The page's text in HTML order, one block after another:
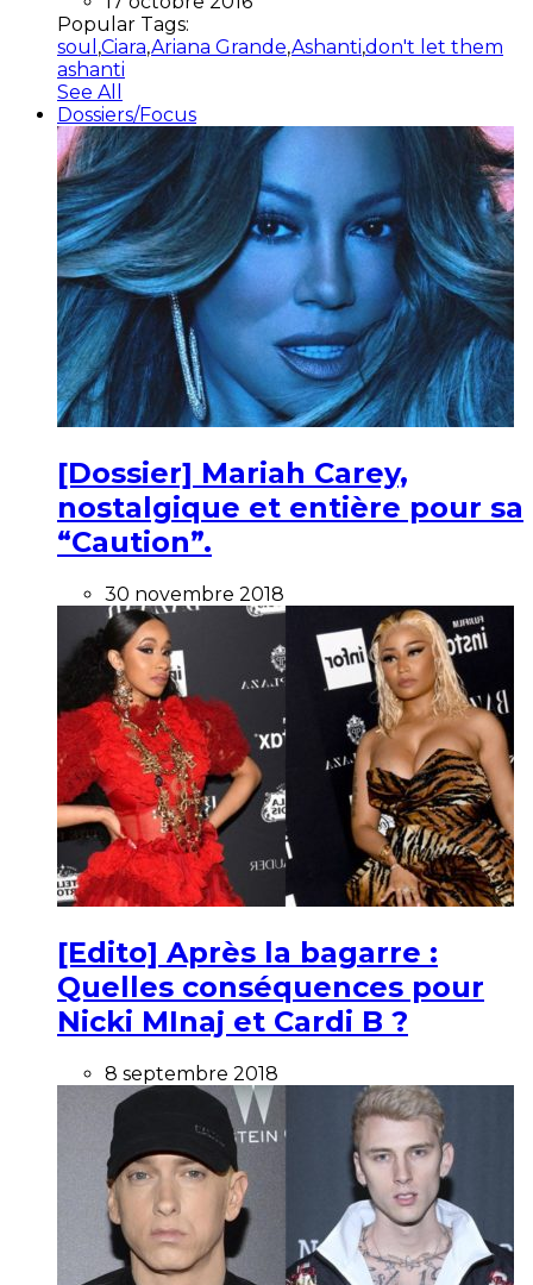
Popular Tags:
soul ,Ciara,Ariana Grande,Ashanti,don't let them
ashanti
See All
Dossiers/Focus
[Dossier] Mariah Carey,
nostalgique et entière pour sa
“Caution”.
30 novembre 2018
[Edito] Après la bagarre :
Quelles conséquences pour
Nicki MInaj et Cardi B ?
8 septembre 2018